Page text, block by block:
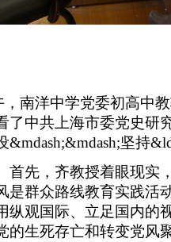
，南洋中学党委初高中
了中共上海市委党史研
&mdash;&mdash;坚持
首先， 齐教授着眼现实
是群众路线教育实践活
纵观国际、立足国内的
的生死存亡和转变党风